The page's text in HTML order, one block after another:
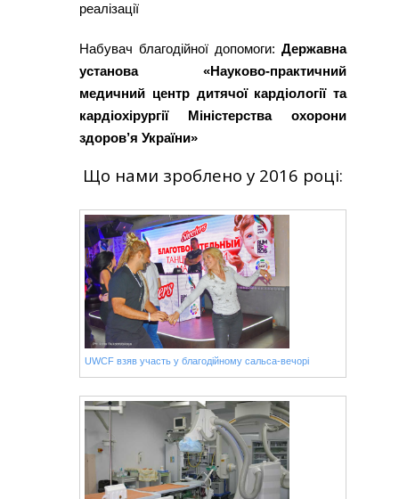
реалізації
Набувач благодійної допомоги: Державна
установа «Науково-практичний
медичний центр дитячої кардіології та
кардіохірургії Міністерства охорони
здоров’я України»
Що нами зроблено у 2016 році:
UWCF взяв участь у благодійному сальса-вечорі